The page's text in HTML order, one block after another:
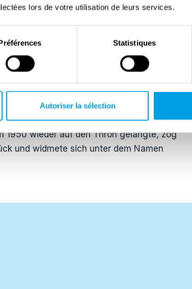
lors de votre utilisation de leurs services.
Statistiques
Autoriser la sélection
und Teile der belgischen Bevölkerung
Prinz Karl bis zum 20. Juli 1950 im Amt,
seines Bruders feststellte.
über Jahre. Viele Belgier sahen in Prinz
Außenpolitik der Regierung, die der von
Karl war ein hervorragender
Belgien wieder einen Platz auf der
Anteil an der Gründung der Benelux-
Nationen, die NATO und den
1950 wieder auf den Thron gelangte, zog
und widmete sich unter dem Namen